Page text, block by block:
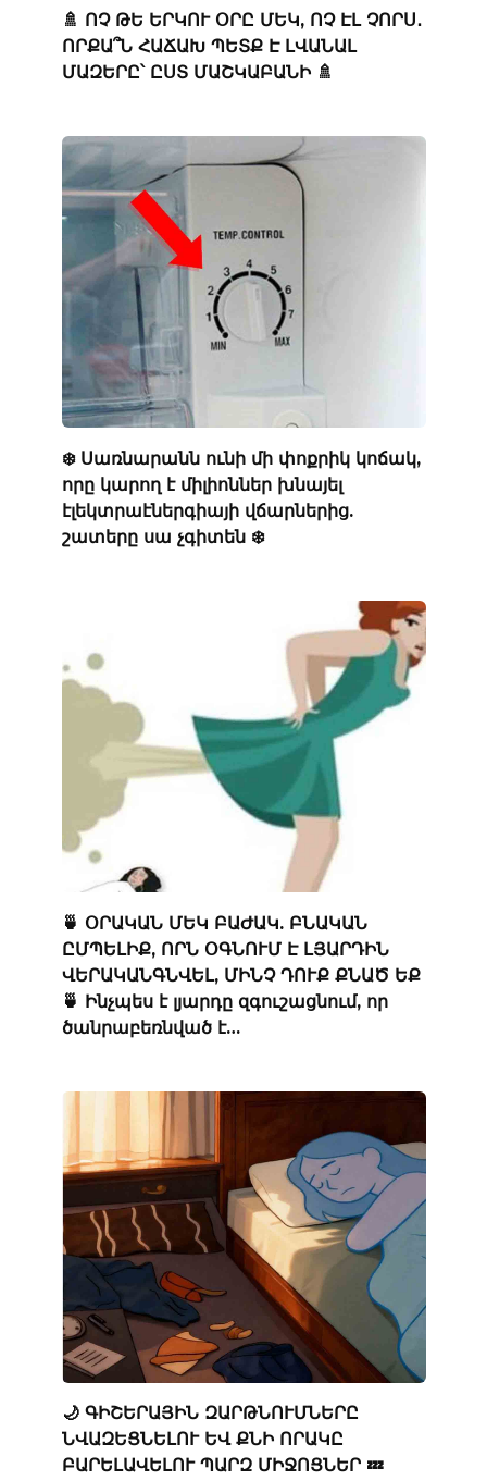
🚿 ՈՉ ԹԵ ԵՐԿՈՒ ՕՐԸ ՄԵԿ, ՈՉ ԷԼ ՉՈՐՍ․
ՈՐՔԱ՞Ն ՀԱՃԱԽ ՊԵՏՔ Է ԼՎԱՆԱԼ
ՄԱԶԵՐԸ՝ ԸՍՏ ՄԱՇԿԱԲԱՆԻ 🚿
❄️ Սառնարանն ունի մի փոքրիկ կոճակ,
որը կարող է միլիոններ խնայել
էլեկտրաէներգիայի վճարներից.
շատերը սա չգիտեն ❄️
🍵 ՕՐԱԿԱՆ ՄԵԿ ԲԱԺԱԿ. ԲՆԱԿԱՆ
ԸՄՊԵԼԻՔ, ՈՐՆ ՕԳՆՈՒՄ Է ԼՅԱՐԴԻՆ
ՎԵՐԱԿԱՆԳՆՎԵԼ, ՄԻՆՉ ԴՈՒՔ ՔՆԱԾ ԵՔ
🍵 Ինչպես է լյարդը զգուշացնում, որ
ծանրաբեռնված է…
🌙 ԳԻՇԵՐԱՅԻՆ ԶԱՐԹՆՈՒՄՆԵՐԸ
ՆՎԱԶԵՑՆԵԼՈՒ ԵՎ ՔՆԻ ՈՐԱԿԸ
ԲԱՐԵԼԱՎԵԼՈՒ ՊԱՐԶ ՄԻՋՈՑՆԵՐ 💤